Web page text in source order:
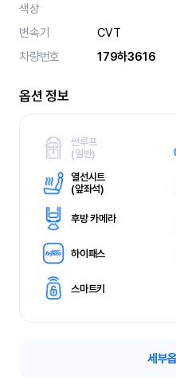
색상
변속기
CVT
차량번호
179하3616
옵션 정보
썬루프
(일반)
열선시트
(앞좌석)
후방 카메라
하이패스
스마트키
세부